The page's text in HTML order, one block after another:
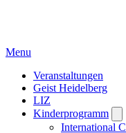
Menu
Veranstaltungen
Geist Heidelberg
LIZ
Kinderprogramm
International